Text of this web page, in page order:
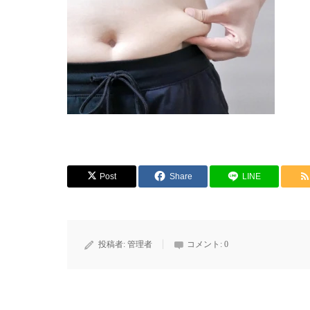
Post Share LINE
投稿者: 管理者 コメント: 0